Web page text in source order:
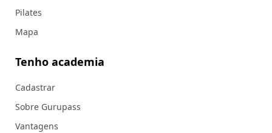
Pilates
Mapa
Tenho academia
Cadastrar
Sobre Gurupass
Vantagens